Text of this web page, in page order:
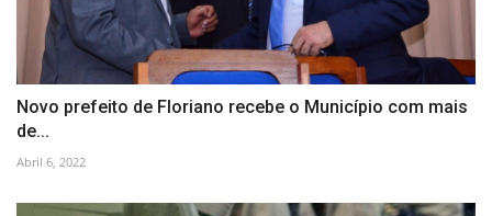
Novo prefeito de Floriano recebe o Município com mais
de...
Abril 6, 2022